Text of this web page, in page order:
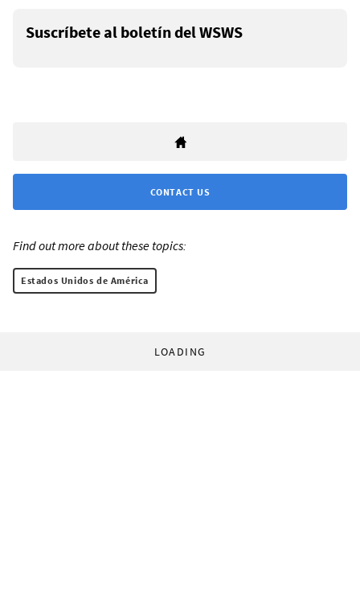
Suscríbete al boletín del WSWS
CONTACT US
Find out more about these topics:
Estados Unidos de América
LOADING